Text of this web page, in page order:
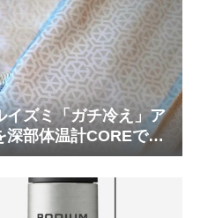
イズミ「ガチ冷え」ア
部体温計COREで測